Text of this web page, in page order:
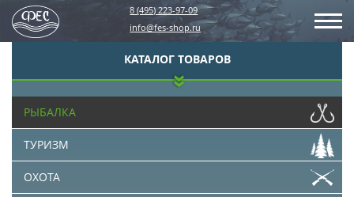
8 (495) 223-97-09
info@fes-shop.ru
КАТАЛОГ ТОВАРОВ
РЫБАЛКА
ТУРИЗМ
ОХОТА